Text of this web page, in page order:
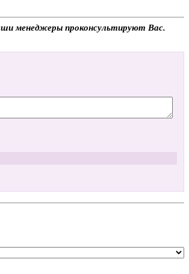
менеджеры проконсультируют Вас.